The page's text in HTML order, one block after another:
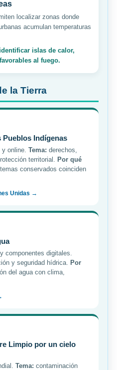
localizar zonas donde
acumulan temperaturas
islas de calor,
al fuego.
la Tierra
Pueblos Indígenas
y online. Tema: derechos,
territorial. Por qué
conservados coinciden
Unidas →
componentes digitales.
y seguridad hídrica. Por
del agua con clima,
Limpio por un cielo
Tema: contaminación